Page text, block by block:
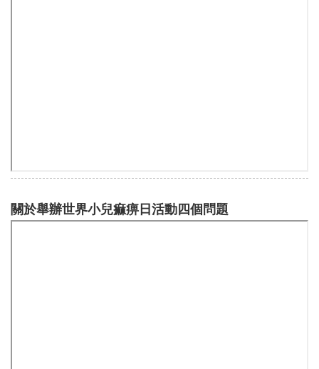
關於舉辦世界小兒痲痹日活動四個問題